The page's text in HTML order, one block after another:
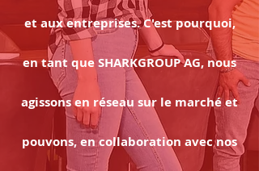
et aux entreprises. C'est pourquoi,
en tant queSHARKGROUP AG, nous
agissons en réseau sur le marché et
pouvons, en collaboration avec nos